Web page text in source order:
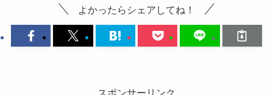
よかったらシェアしてね！
スポンサーリンク